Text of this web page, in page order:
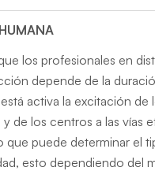
los profesionales en
depende de la
activa la excitación
de los centros a las vías
que puede determinar el
esto dependiendo del